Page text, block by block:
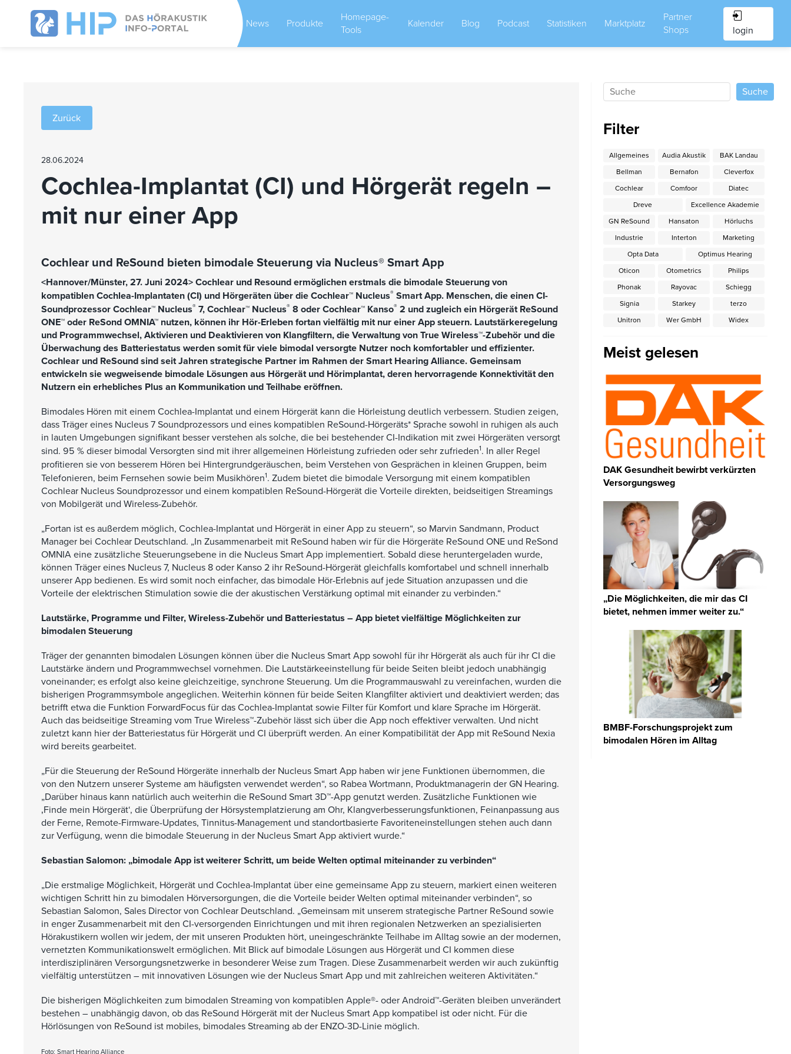
News Produkte
Homepage-
Tools
Kalender Blog Podcast Statistiken Marktplatz
Partner
Shops
login
Zurück
28.06.2024
Cochlea-Implantat (CI) und Hörgerät regeln –
mit nur einer App
Cochlear und ReSound bieten bimodale Steuerung via Nucleus® Smart App
<Hannover/Münster, 27. Juni 2024> Cochlear und Resound ermöglichen erstmals die bimodale Steuerung von
kompatiblen Cochlea-Implantaten (CI) und Hörgeräten über die Cochlear™ Nucleus® Smart App. Menschen, die einen CI-
Soundprozessor Cochlear™ Nucleus® 7, Cochlear™ Nucleus® 8 oder Cochlear™ Kanso® 2 und zugleich ein Hörgerät ReSound
ONE™ oder ReSond OMNIA™ nutzen, können ihr Hör-Erleben fortan vielfältig mit nur einer App steuern. Lautstärkeregelung
und Programmwechsel, Aktivieren und Deaktivieren von Klangfiltern, die Verwaltung von True Wireless™-Zubehör und die
Überwachung des Batteriestatus werden somit für viele bimodal versorgte Nutzer noch komfortabler und effizienter.
Cochlear und ReSound sind seit Jahren strategische Partner im Rahmen der Smart Hearing Alliance. Gemeinsam
entwickeln sie wegweisende bimodale Lösungen aus Hörgerät und Hörimplantat, deren hervorragende Konnektivität den
Nutzern ein erhebliches Plus an Kommunikation und Teilhabe eröffnen.
Bimodales Hören mit einem Cochlea-Implantat und einem Hörgerät kann die Hörleistung deutlich verbessern. Studien zeigen,
dass Träger eines Nucleus 7 Soundprozessors und eines kompatiblen ReSound-Hörgeräts* Sprache sowohl in ruhigen als auch
in lauten Umgebungen signifikant besser verstehen als solche, die bei bestehender CI-Indikation mit zwei Hörgeräten versorgt
sind. 95 % dieser bimodal Versorgten sind mit ihrer allgemeinen Hörleistung zufrieden oder sehr zufrieden1 . In aller Regel
profitieren sie von besserem Hören bei Hintergrundgeräuschen, beim Verstehen von Gesprächen in kleinen Gruppen, beim
Telefonieren, beim Fernsehen sowie beim Musikhören1. Zudem bietet die bimodale Versorgung mit einem kompatiblen
Cochlear Nucleus Soundprozessor und einem kompatiblen ReSound-Hörgerät die Vorteile direkten, beidseitigen Streamings
von Mobilgerät und Wireless-Zubehör.
„Fortan ist es außerdem möglich, Cochlea-Implantat und Hörgerät in einer App zu steuern“, so Marvin Sandmann, Product
Manager bei Cochlear Deutschland. „In Zusammenarbeit mit ReSound haben wir für die Hörgeräte ReSound ONE und ReSond
OMNIA eine zusätzliche Steuerungsebene in die Nucleus Smart App implementiert. Sobald diese heruntergeladen wurde,
können Träger eines Nucleus 7, Nucleus 8 oder Kanso 2 ihr ReSound-Hörgerät gleichfalls komfortabel und schnell innerhalb
unserer App bedienen. Es wird somit noch einfacher, das bimodale Hör-Erlebnis auf jede Situation anzupassen und die
Vorteile der elektrischen Stimulation sowie die der akustischen Verstärkung optimal mit einander zu verbinden.“
Lautstärke, Programme und Filter, Wireless-Zubehör und Batteriestatus – App bietet vielfältige Möglichkeiten zur
bimodalen Steuerung
Träger der genannten bimodalen Lösungen können über die Nucleus Smart App sowohl für ihr Hörgerät als auch für ihr CI die
Lautstärke ändern und Programmwechsel vornehmen. Die Lautstärkeeinstellung für beide Seiten bleibt jedoch unabhängig
voneinander; es erfolgt also keine gleichzeitige, synchrone Steuerung. Um die Programmauswahl zu vereinfachen, wurden die
bisherigen Programmsymbole angeglichen. Weiterhin können für beide Seiten Klangfilter aktiviert und deaktiviert werden; das
betrifft etwa die Funktion ForwardFocus für das Cochlea-Implantat sowie Filter für Komfort und klare Sprache im Hörgerät.
Auch das beidseitige Streaming vom True Wireless™-Zubehör lässt sich über die App noch effektiver verwalten. Und nicht
zuletzt kann hier der Batteriestatus für Hörgerät und CI überprüft werden. An einer Kompatibilität der App mit ReSound Nexia
wird bereits gearbeitet.
„Für die Steuerung der ReSound Hörgeräte innerhalb der Nucleus Smart App haben wir jene Funktionen übernommen, die
von den Nutzern unserer Systeme am häufigsten verwendet werden“, so Rabea Wortmann, Produktmanagerin der GN Hearing.
„Darüber hinaus kann natürlich auch weiterhin die ReSound Smart 3D™-App genutzt werden. Zusätzliche Funktionen wie
‚Finde mein Hörgerät‘, die Überprüfung der Hörsystemplatzierung am Ohr, Klangverbesserungsfunktionen, Feinanpassung aus
der Ferne, Remote-Firmware-Updates, Tinnitus-Management und standortbasierte Favoriteneinstellungen stehen auch dann
zur Verfügung, wenn die bimodale Steuerung in der Nucleus Smart App aktiviert wurde.“
Sebastian Salomon: „bimodale App ist weiterer Schritt, um beide Welten optimal miteinander zu verbinden“
„Die erstmalige Möglichkeit, Hörgerät und Cochlea-Implantat über eine gemeinsame App zu steuern, markiert einen weiteren
wichtigen Schritt hin zu bimodalen Hörversorgungen, die die Vorteile beider Welten optimal miteinander verbinden“, so
Sebastian Salomon, Sales Director von Cochlear Deutschland. „Gemeinsam mit unserem strategische Partner ReSound sowie
in enger Zusammenarbeit mit den CI-versorgenden Einrichtungen und mit ihren regionalen Netzwerken an spezialisierten
Hörakustikern wollen wir jedem, der mit unseren Produkten hört, uneingeschränkte Teilhabe im Alltag sowie an der modernen,
vernetzten Kommunikationswelt ermöglichen. Mit Blick auf bimodale Lösungen aus Hörgerät und CI kommen diese
interdisziplinären Versorgungsnetzwerke in besonderer Weise zum Tragen. Diese Zusammenarbeit werden wir auch zukünftig
vielfältig unterstützen – mit innovativen Lösungen wie der Nucleus Smart App und mit zahlreichen weiteren Aktivitäten.“
Die bisherigen Möglichkeiten zum bimodalen Streaming von kompatiblen Apple®- oder Android™-Geräten bleiben unverändert
bestehen – unabhängig davon, ob das ReSound Hörgerät mit der Nucleus Smart App kompatibel ist oder nicht. Für die
Hörlösungen von ReSound ist mobiles, bimodales Streaming ab der ENZO-3D-Linie möglich.
Foto: Smart Hearing Alliance
Filter
Allgemeines Audia Akustik
BAK Landau
Bellman
Bernafon
Cleverfox
Cochlear
Comfoor
Diatec
Dreve
Excellence Akademie
GN ReSound
Hansaton
Hörluchs
Industrie
Interton
Marketing
Opta Data
Optimus Hearing
Oticon
Otometrics
Philips
Phonak
Rayovac
Schiegg
Signia
Starkey
terzo
Unitron
Wer GmbH Widex
Meist gelesen
DAK Gesundheit bewirbt verkürzten
Versorgungsweg
„Die Möglichkeiten, die mir das CI
bietet, nehmen immer weiter zu.“
BMBF-Forschungsprojekt zum
bimodalen Hören im Alltag